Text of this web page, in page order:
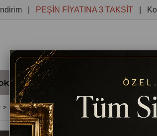
|PEŞİN FİYATINA 3 TAKSİT| Koşulsuz
Tablolar Kanvas Tablolar
SOYUT KAHVERENGİ ZEMİNDEKİ KÜÇÜK